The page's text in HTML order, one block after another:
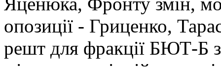
опозиції - Гриценко,
решт для фракції БЮТ-Б